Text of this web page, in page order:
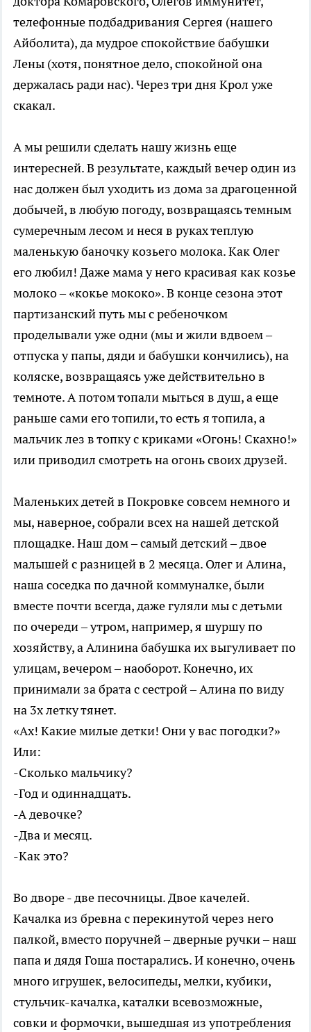
телефонные подбадривания Сергея (нашего
Айболита), да мудрое спокойствие бабушки
Лены (хотя, понятное дело, спокойной она
держалась ради нас). Через три дня Крол уже
скакал.
А мы решили сделать нашу жизнь еще
интересней. В результате, каждый вечер один из
нас должен был уходить из дома за драгоценной
добычей, в любую погоду, возвращаясь темным
сумеречным лесом и неся в руках теплую
маленькую баночку козьего молока. Как Олег
его любил! Даже мама у него красивая как козье
молоко – «кокье мококо». В конце сезона этот
партизанский путь мы с ребеночком
проделывали уже одни (мы и жили вдвоем –
отпуска у папы, дяди и бабушки кончились), на
коляске, возвращаясь уже действительно в
темноте. А потом топали мыться в душ, а еще
раньше сами его топили, то есть я топила, а
мальчик лез в топку с криками «Огонь! Скахно!»
или приводил смотреть на огонь своих друзей.
Маленьких детей в Покровке совсем немного и
мы, наверное, собрали всех на нашей детской
площадке. Наш дом – самый детский – двое
малышей с разницей в 2 месяца. Олег и Алина,
наша соседка по дачной коммуналке, были
вместе почти всегда, даже гуляли мы с детьми
по очереди – утром, например, я шуршу по
хозяйству, а Алинина бабушка их выгуливает по
улицам, вечером – наоборот. Конечно, их
принимали за брата с сестрой – Алина по виду
на 3х летку тянет.
«Ах! Какие милые детки! Они у вас погодки?»
Или:
-Сколько мальчику?
-Год и одиннадцать.
-А девочке?
-Два и месяц.
-Как это?
Во дворе - две песочницы. Двое качелей.
Качалка из бревна с перекинутой через него
палкой, вместо поручней – дверные ручки – наш
папа и дядя Гоша постарались. И конечно, очень
много игрушек, велосипеды, мелки, кубики,
стульчик-качалка, каталки всевозможные,
совки и формочки, вышедшая из употребления